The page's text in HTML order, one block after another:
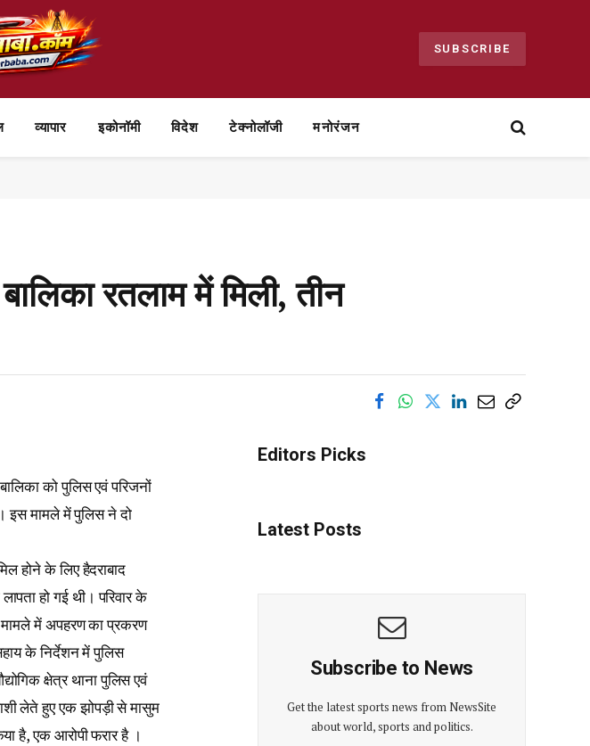
SUBSCRIBE
व्यापार ⁠इकोनॉमी विदेश टेक्नोलॉजी मनोरंजन
रतलाम में मिली, तीन
को पुलिस एवं परिजनों
इस मामले में पुलिस ने दो
होने के लिए हैदराबाद
हो गई थी। परिवार के
में अपहरण का प्रकरण
के निर्देशन में पुलिस
क्षेत्र थाना पुलिस एवं
लेते हुए एक झोपड़ी से मासुम
है, एक आरोपी फरार है ।
Editors Picks
Latest Posts
Subscribe to News
Get the latest sports news from NewsSite
about world, sports and politics.